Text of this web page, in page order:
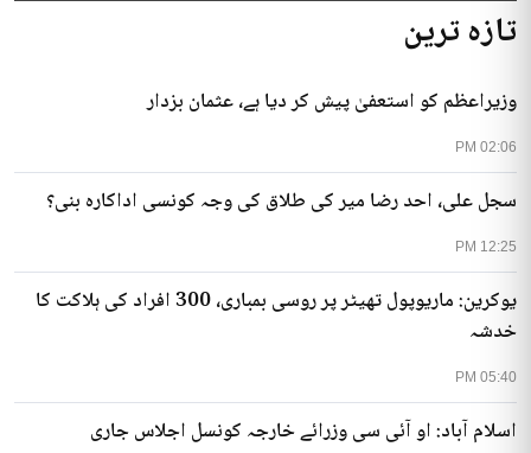
تازہ ترین
02:06 PM
وزیراعظم کو استعفیٰ پیش کر دیا ہے، عثمان بزدار
12:25 PM
سجل علی، احد رضا میر کی طلاق کی وجہ کونسی اداکارہ بنی؟
05:40 PM
یوکرین: ماریوپول تھیٹر پر روسی بمباری، 300 افراد کی ہلاکت کا
خدشہ
اسلام آباد: او آئی سی وزرائے خارجہ کونسل اجلاس جاری